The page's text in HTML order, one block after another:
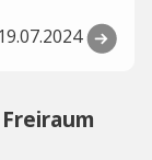
19.07.2024